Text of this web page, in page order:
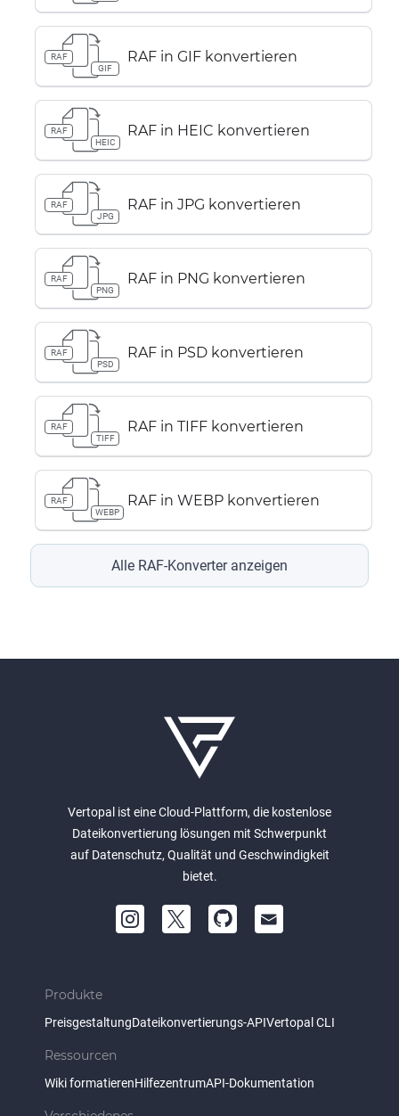
RAF
GIF
RAF in GIF konvertieren
RAF
HEIC
RAF in HEIC konvertieren
RAF
JPG
RAF in JPG konvertieren
RAF
PNG
RAF in PNG konvertieren
RAF
PSD
RAF in PSD konvertieren
RAF
TIFF
RAF in TIFF konvertieren
RAF
WEBP
RAF in WEBP konvertieren
Alle RAF-Konverter anzeigen
Vertopal ist eine Cloud-Plattform, die kostenlose
Dateikonvertierung lösungen mit Schwerpunkt
auf Datenschutz, Qualität und Geschwindigkeit
bietet.
Produkte
PreisgestaltungDateikonvertierungs-APIVertopal CLI
Ressourcen
Wiki formatierenHilfezentrumAPI-Dokumentation